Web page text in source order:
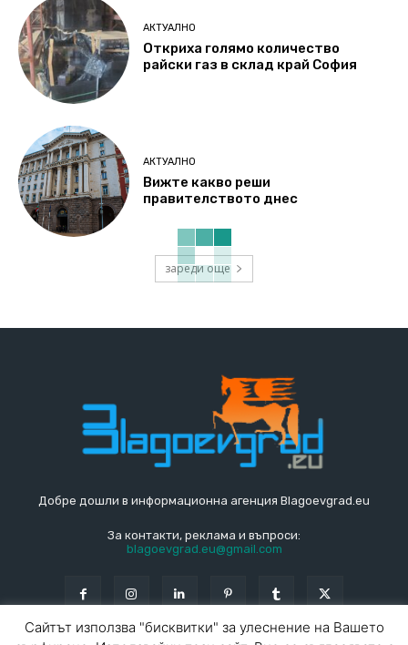
АКТУАЛНО
Откриха голямо количество
райски газ в склад край София
АКТУАЛНО
Вижте какво реши
правителството днес
зареди още
Добре дошли в информационна агенция Blagoevgrad.eu
За контакти, реклама и въпроси:
blagoevgrad.eu@gmail.com
Сайтът използва "бисквитки" за улеснение на Вашето